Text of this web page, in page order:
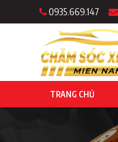
0935.669.147
TRANG CHỦ